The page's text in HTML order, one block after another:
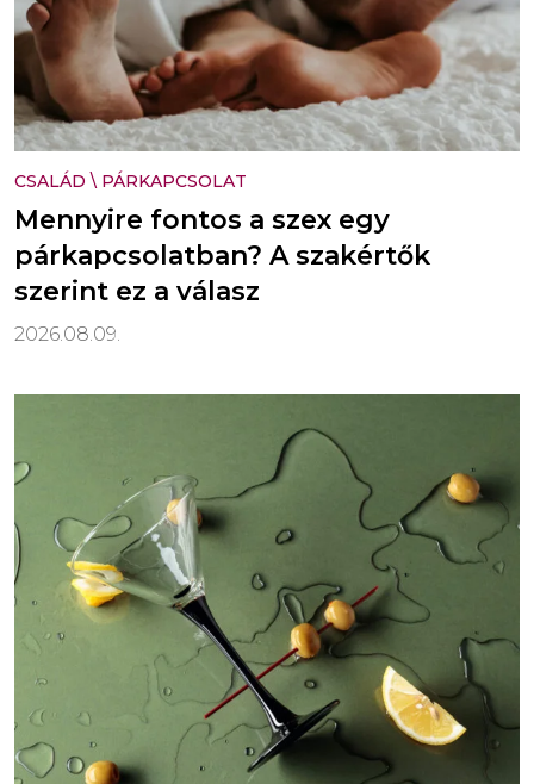
CSALÁD \ PÁRKAPCSOLAT
Mennyire fontos a szex egy
párkapcsolatban? A szakértők
szerint ez a válasz
2026.08.09.